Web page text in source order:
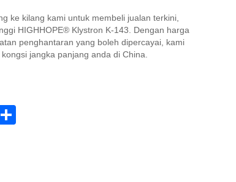
ke kilang kami untuk membeli jualan terkini,
HIGHHOPE® Klystron K-143. Dengan harga
penghantaran yang boleh dipercayai, kami
jangka panjang anda di China.
Share